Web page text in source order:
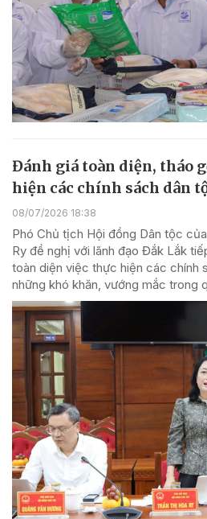
Đánh giá toàn diện, tháo
hiện các chính sách dân
08/07/2026 18:38
Phó Chủ tịch Hội đồng Dân tộc
Ry đề nghị với lãnh đạo Đắk Lắk
toàn diện việc thực hiện các chính
những khó khăn, vướng mắc trong